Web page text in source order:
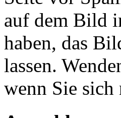
auf dem Bild
haben, das
lassen.
wenn Sie